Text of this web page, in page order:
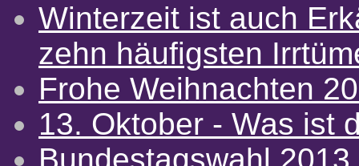
Winterzeit ist auch
zehn häufigsten
Frohe Weihnachten
13. Oktober - Was ist